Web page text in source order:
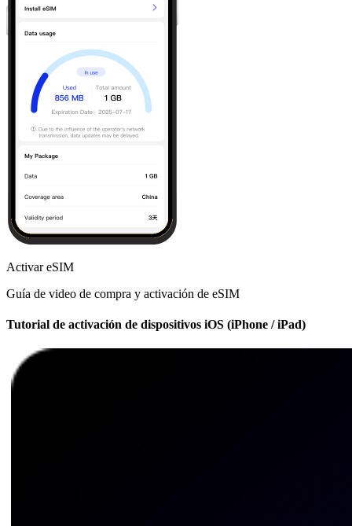
Activar eSIM
Guía de video de compra y activación de eSIM
Tutorial de activación de dispositivos iOS (iPhone / iPad)